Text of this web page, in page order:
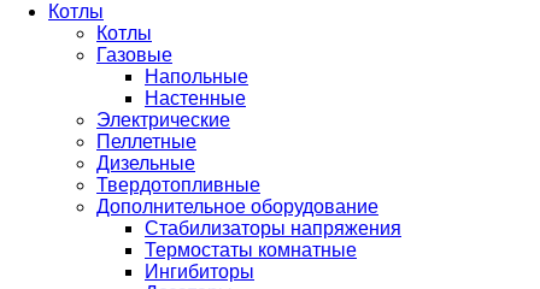
Котлы
Котлы
Газовые
Напольные
Настенные
Электрические
Пеллетные
Дизельные
Твердотопливные
Дополнительное оборудование
Стабилизаторы напряжения
Термостаты комнатные
Ингибиторы